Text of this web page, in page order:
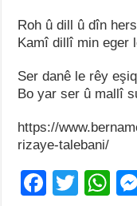
Roh û dill û dîn
Kamî dillî min eger
Ser danê le rêy
Bo yar ser û mallî
https://
rizaye-talebani/
F
T
W